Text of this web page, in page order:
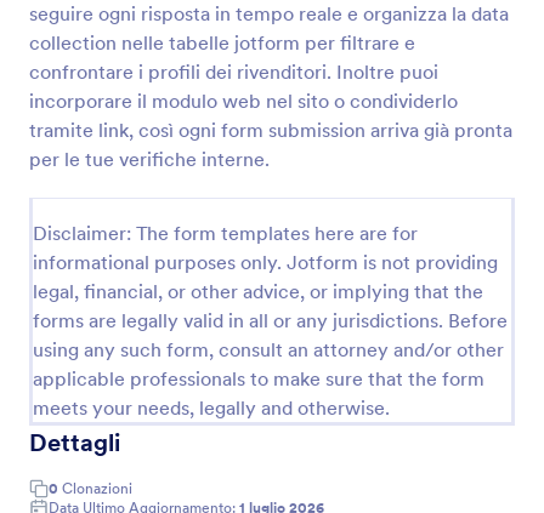
seguire ogni risposta in tempo reale e organizza la data
collection nelle tabelle jotform per filtrare e
confrontare i profili dei rivenditori. Inoltre puoi
incorporare il modulo web nel sito o condividerlo
tramite link, così ogni form submission arriva già pronta
per le tue verifiche interne.
Disclaimer: The form templates here are for
informational purposes only. Jotform is not providing
legal, financial, or other advice, or implying that the
forms are legally valid in all or any jurisdictions. Before
using any such form, consult an attorney and/or other
applicable professionals to make sure that the form
meets your needs, legally and otherwise.
Dettagli
0 Clonazioni
Data Ultimo Aggiornamento: 1 luglio 2026
Modulo Di Qualificazione Fornitori
Raccogli e confronta le candidature dei fornitori con
il Modulo di Qualificazione Fornitori, ideale per uffici
acquisti e aziende che vogliono standardizzare la
data collection e gestire ogni risposta in modo
Usa Template
Anteprima